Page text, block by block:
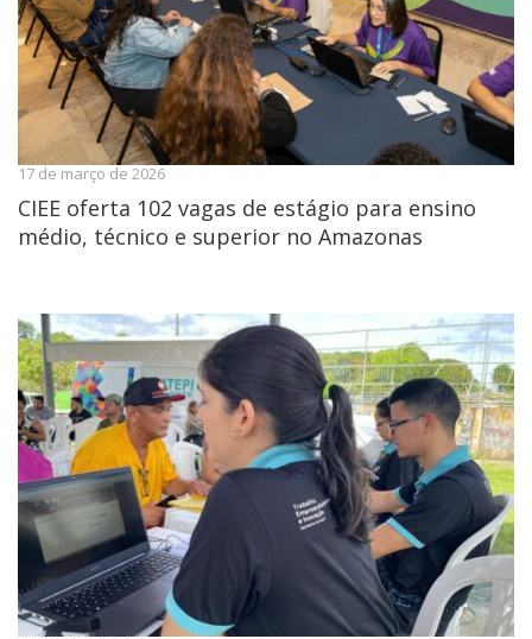
17 de março de 2026
CIEE oferta 102 vagas de estágio para ensino
médio, técnico e superior no Amazonas